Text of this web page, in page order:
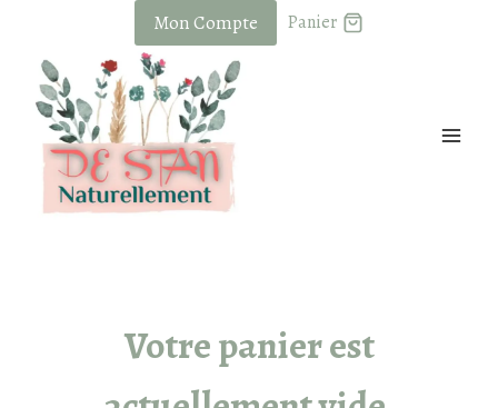
content
Mon Compte Panier
Votre panier est